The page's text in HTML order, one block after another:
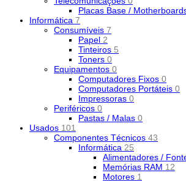
Placas Base /
Informática 7
Consumíveis 7
Papel 2
Tinteiros 5
Toners 0
Equipamentos 0
Computadores Fixos 0
Computadores Portáteis 0
Impressoras 0
Periféricos 0
Pastas / Malas 0
Usados 101
Componentes Técnicos 43
Informática 25
Alimentadores /
Memórias RAM 12
Motores 1